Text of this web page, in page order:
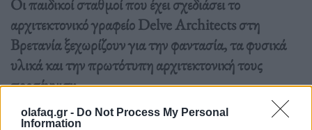
olafaq.gr - Do Not Process My Personal
Information
αρχιτεκτονικό γραφείο Delve Architects στη
Βρετανία ξεχωρίζουν για την φαντασία, τα φυσικά
υλικά και την πρωτότυπη αρχιτεκτονική τους
προσέγγιση.